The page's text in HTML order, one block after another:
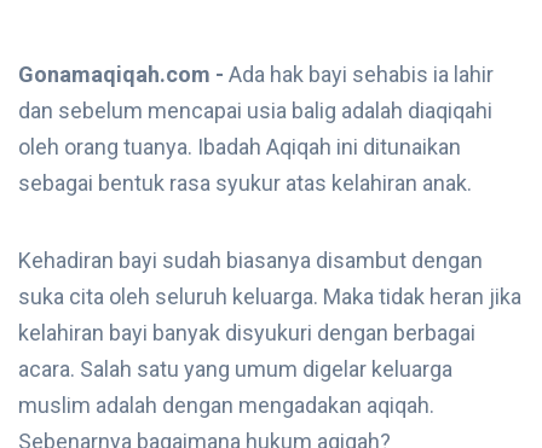
Gonamaqiqah.com - Ada hak bayi sehabis ia lahir
dan sebelum mencapai usia balig adalah diaqiqahi
oleh orang tuanya. Ibadah Aqiqah ini ditunaikan
sebagai bentuk rasa syukur atas kelahiran anak.
Kehadiran bayi sudah biasanya disambut dengan
suka cita oleh seluruh keluarga. Maka tidak heran jika
kelahiran bayi banyak disyukuri dengan berbagai
acara. Salah satu yang umum digelar keluarga
muslim adalah dengan mengadakan aqiqah.
Sebenarnya bagaimana hukum aqiqah?